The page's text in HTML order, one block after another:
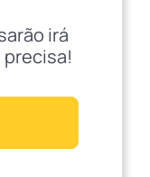
irá